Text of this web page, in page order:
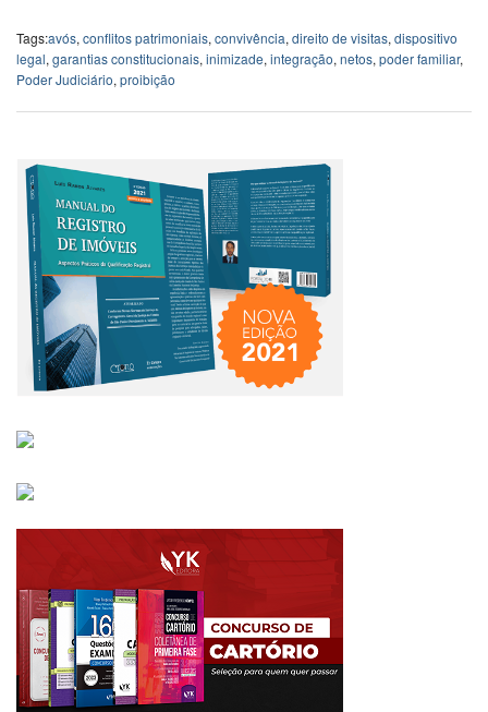
Tags:avós, conflitos patrimoniais, convivência, direito de visitas, dispositivo
legal, garantias constitucionais, inimizade, integração, netos, poder familiar,
Poder Judiciário, proibição